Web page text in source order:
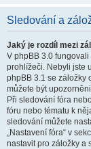
Sledování a
Jaký je rozdíl mezi
V phpBB 3.0
prohlížeči. Nebyli jste
phpBB 3.1 se záložky
můžete být
Při sledování fóra
fóru nebo tématu k
sledování můžete
„Nastavení fóra“ v
nastavit pro záložky a